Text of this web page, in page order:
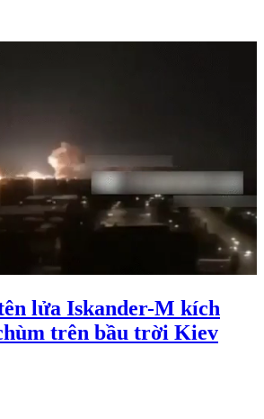
lửa Iskander-M kích
trên bầu trời Kiev